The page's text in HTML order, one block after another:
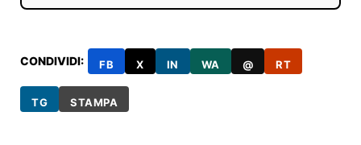
CONDIVIDI: FB X IN WA @ RT
TG STAMPA